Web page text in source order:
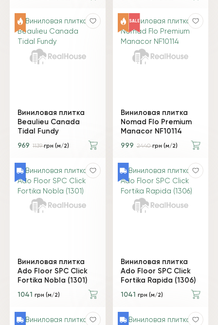
Виниловая плитка
Beaulieu Canada
Tidal Fundy
969 1139грн (м/2)
SALE
Виниловая плитка
Nomad Flo Premium
Manacor NF10114
999 2440грн (м/2)
Виниловая плитка
Ado Floor SPC Click
Fortika Nobla (1301)
1041 грн (м/2)
Виниловая плитка
Ado Floor SPC Click
Fortika Rapida (1306)
1041 грн (м/2)